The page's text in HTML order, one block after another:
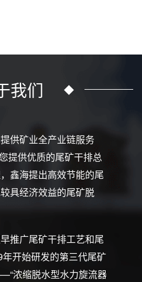
我们
供矿业全产业链服务
提供优质的尾矿干排总
鑫海提出高效节能的尾
具经济效益的尾矿脱
推广尾矿干排工艺和尾
开始研发的第三代尾矿
浓缩脱水型水力旋流器